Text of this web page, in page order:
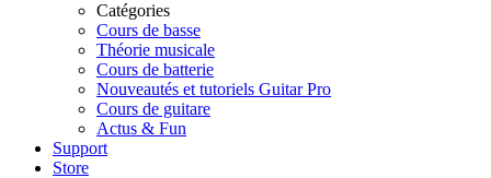
Catégories
Cours de basse
Théorie musicale
Cours de batterie
Nouveautés et tutoriels Guitar Pro
Cours de guitare
Actus & Fun
Support
Store